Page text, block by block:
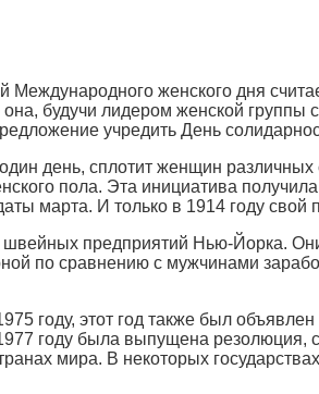
Международного женского дня
будучи лидером женской группы
учредить День
день, сплотит женщин
пола. Эта инициатива
марта. И только в 1914 году
предприятий Нью-Йорка.
по сравнению с мужчинами
году, этот год также был
году была выпущена резолюция,
мира. В некоторых